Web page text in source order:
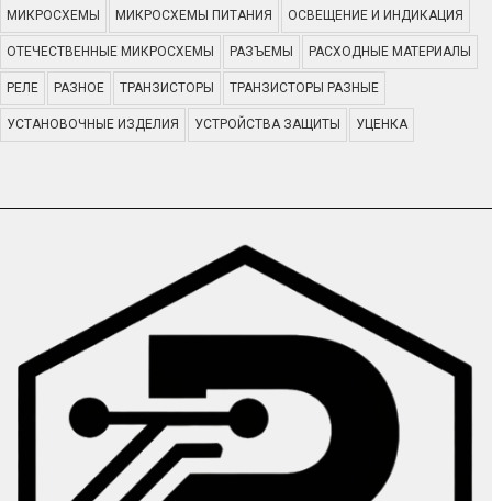
МИКРОСХЕМЫ МИКРОСХЕМЫ ПИТАНИЯ ОСВЕЩЕНИЕ И ИНДИКАЦИЯ
ОТЕЧЕСТВЕННЫЕ МИКРОСХЕМЫ РАЗЪЕМЫ РАСХОДНЫЕ МАТЕРИАЛЫ
РЕЛЕ РАЗНОЕ ТРАНЗИСТОРЫ ТРАНЗИСТОРЫ РАЗНЫЕ
УСТАНОВОЧНЫЕ ИЗДЕЛИЯ УСТРОЙСТВА ЗАЩИТЫ УЦЕНКА